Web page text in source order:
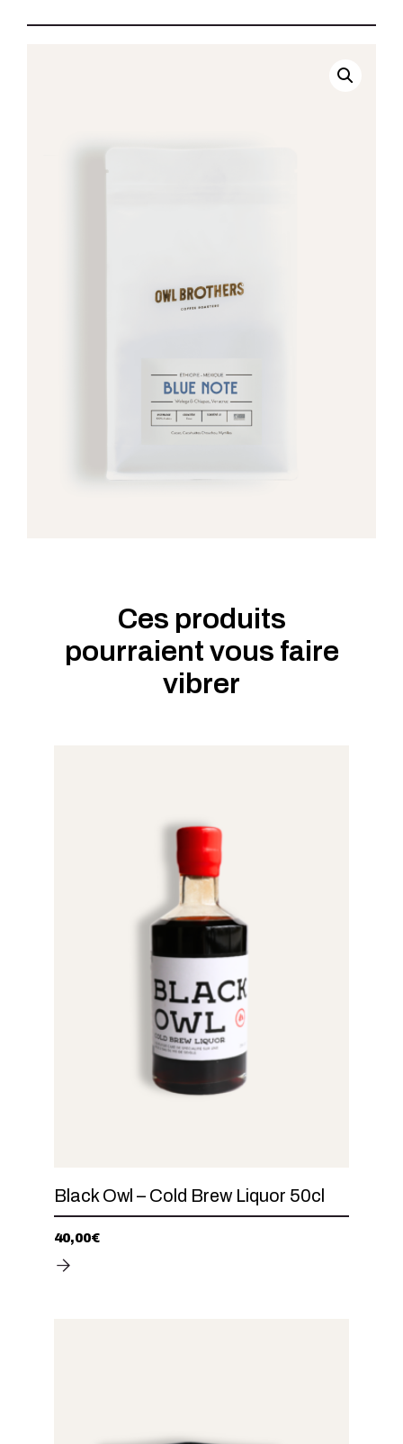
Ces produits
pourraient vous faire
vibrer
Black Owl – Cold Brew Liquor 50cl
40,00€